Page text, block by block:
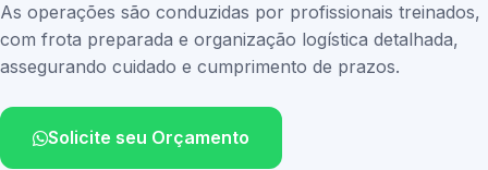
As operações são conduzidas por profissionais treinados,
com frota preparada e organização logística detalhada,
assegurando cuidado e cumprimento de prazos.
Solicite seu Orçamento